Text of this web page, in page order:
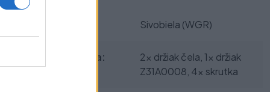
Sivobiela (WGR)
Obsah balenia:
2x držiak čela, 1x držiak
Z31A0008, 4x skrutka